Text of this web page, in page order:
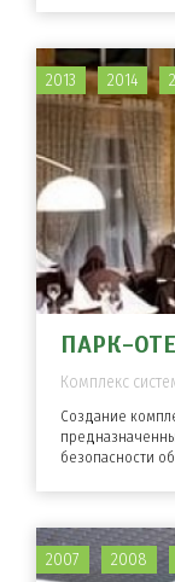
ПАРК-
Комплекс
Создание
безопасности
2013 2014
2007 2008